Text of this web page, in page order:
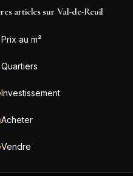
articles sur Val-de-Reuil
Prix au m²
Quartiers
Investissement
Acheter
Vendre